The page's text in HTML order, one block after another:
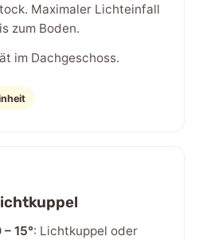
Maximaler Lichteinfall
zum Boden.
im Dachgeschoss.
– 15°: Lichtkuppel oder